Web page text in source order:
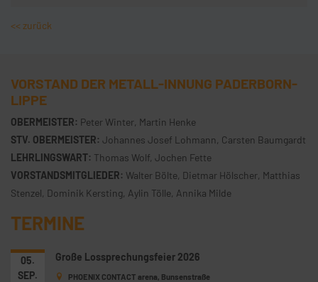
<< zurück
VORSTAND DER METALL-INNUNG PADERBORN-
LIPPE
OBERMEISTER: Peter Winter, Martin Henke
STV. OBERMEISTER: Johannes Josef Lohmann, Carsten Baumgardt
LEHRLINGSWART: Thomas Wolf, Jochen Fette
VORSTANDSMITGLIEDER: Walter Bölte, Dietmar Hölscher, Matthias
Stenzel, Dominik Kersting, Aylin Tölle, Annika Milde
TERMINE
05.
SEP.
Große Lossprechungsfeier 2026
PHOENIX CONTACT arena, Bunsenstraße